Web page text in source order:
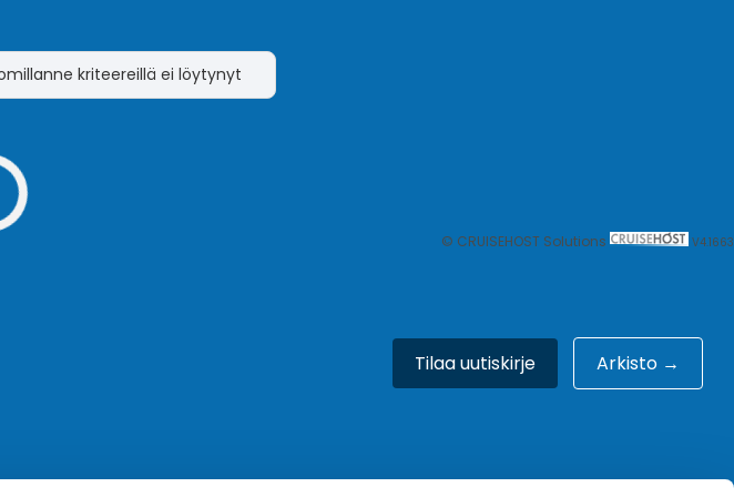
kriteereillä ei löytynyt
© CRUISEHOST Solutions V4.1663
Tilaa uutiskirje Arkisto →
Meistä